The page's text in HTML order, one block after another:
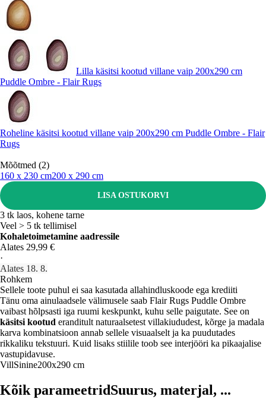
Lilla käsitsi kootud villane vaip 200x290 cm
Puddle Ombre - Flair Rugs
Roheline käsitsi kootud villane vaip 200x290 cm Puddle Ombre - Flair
Rugs
Mõõtmed (2)
160 x 230 cm200 x 290 cm
LISA OSTUKORVI
3 tk laos, kohene tarne
Veel > 5 tk tellimisel
Kohaletoimetamine aadressile
Alates 29,99 €
·
Alates 18. 8.
Rohkem
Sellele toote puhul ei saa kasutada allahindluskoode ega krediiti
Tänu oma ainulaadsele välimusele saab Flair Rugs Puddle Ombre
vaibast hõlpsasti iga ruumi keskpunkt, kuhu selle paigutate. See on
käsitsi kootud eranditult naturaalsetest villakiududest, kõrge ja madala
karva kombinatsioon annab sellele visuaalselt ja ka puudutades
rikkaliku tekstuuri. Kuid lisaks stiilile toob see interjööri ka pikaajalise
vastupidavuse.
VillSinine200x290 cm
Kõik parameetridSuurus, materjal, ...